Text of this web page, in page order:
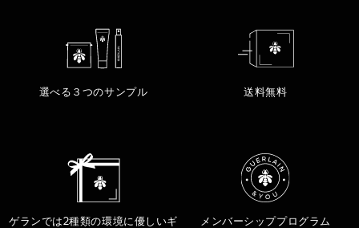
選べる３つのサンプル 送料無料
ゲランでは2種類の環境に優しいギ
メンバーシッププログラム